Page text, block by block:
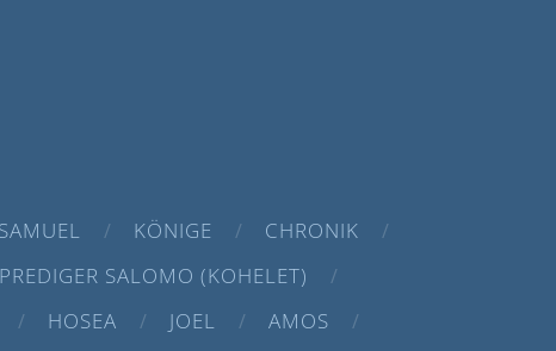
SAMUEL KÖNIGE
CHRONIK
SALOMO (KOHELET)
HOSEA JOEL
AMOS